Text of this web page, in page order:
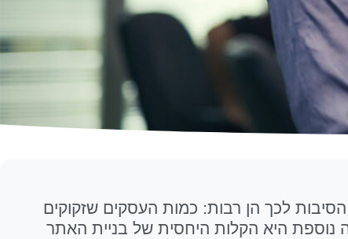
לכך הן רבות: כמות העסקים שזקוקים
היא הקלות היחסית של בניית האתר